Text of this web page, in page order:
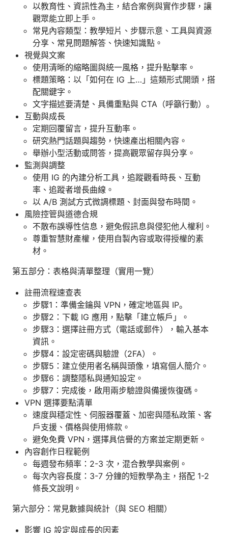
以教育性、資訊性為主，結合案例與實作步驟，讓
觀眾能立即上手。
常見內容類型：教學短片、步驟示意、工具與資源
分享、常見問題解答、快速知識點。
視覺與文案
使用清晰的縮略圖與統一風格，提升點擊率。
標題策略：以「如何在 IG 上…」這類形式開頭，搭
配關鍵字。
文字描述要清楚、具備重點與 CTA（呼籲行動）。
互動與成長
定期回覆留言，提升互動率。
研究熱門話題與趨勢，快速產出相關內容。
舉辦小型活動或問答，提高觀眾留存與分享。
監測與調整
使用 IG 的內建分析工具，追蹤觀看時長、互動
率、追蹤者增長曲線。
以 A/B 測試方式微調標題、封面與發布時間。
風險控管與道德合規
不散布誤導性信息，避免假訊息與侵犯他人權利。
尊重智慧財產權，使用自製內容或取得授權的素
材。
第五部分：表格與清單整理（實用一覽）
註冊流程速查表
步驟1：準備金鑰與 VPN，確定地區與 IP。
步驟2：下載 IG 應用，點擊「建立帳戶」。
步驟3：選擇註冊方式（電話或郵件），輸入基本
資訊。
步驟4：設定密碼與驗證（2FA）。
步驟5：建立使用者名稱與頭像，填寫個人簡介。
步驟6：調整隱私與通知設定。
步驟7：完成後，啟用兩步驗證與備援恢復碼。
VPN 選擇要點清單
速度與穩定性、伺服器覆蓋、加密與隱私政策、客
戶支援、價格與使用條款。
避免免費 VPN，選擇具信譽的方案並定期更新。
內容創作日程範例
每週發布頻率：2-3 次，混合教學與案例。
每次內容長度：3-7 分鐘的短教學為主，搭配 1-2
條長文說明。
第六部分：常見數據與統計（與 SEO 相關）
影響 IG 設定與成長的因素